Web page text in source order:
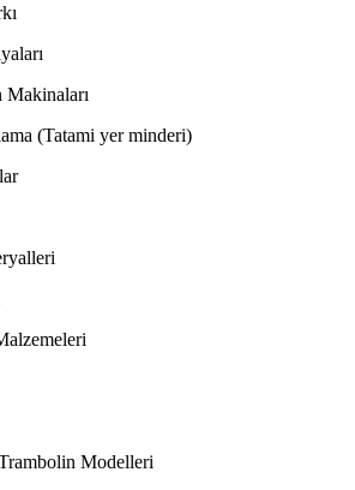
(Tatami yer minderi)
Modelleri